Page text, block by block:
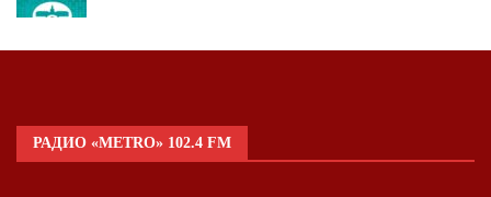
РАДИО «METRO» 102.4 FM